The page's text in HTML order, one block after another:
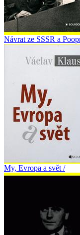
Návrat ze SSSR a
My, Evropa a svět /